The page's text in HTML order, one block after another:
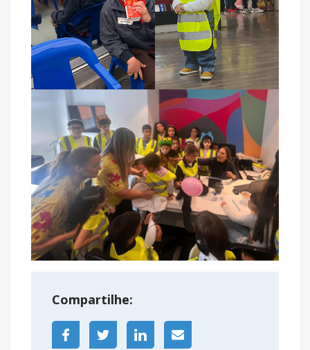
Compartilhe: